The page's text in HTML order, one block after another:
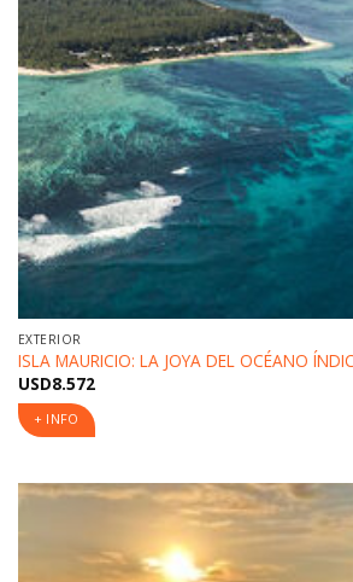
EXTERIOR
ISLA MAURICIO: LA JOYA DEL OCÉANO
USD8.572
+ INFO